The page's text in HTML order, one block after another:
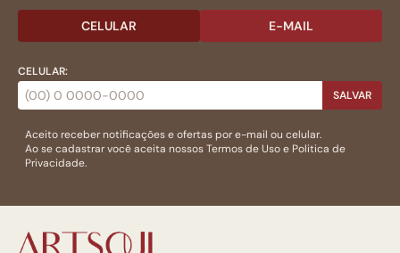
CELULAR E-MAIL
CELULAR:
SALVAR
Aceito receber notificações e ofertas por e-mail ou celular.
Ao se cadastrar você aceita nossosTermos de Usoe Politica de
Privacidade.